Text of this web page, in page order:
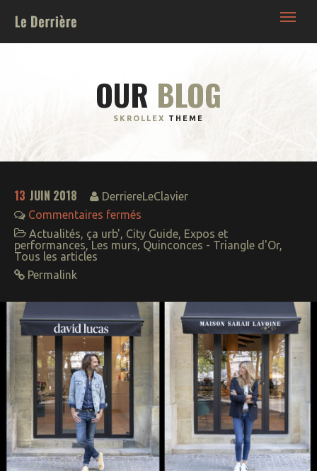
Food
Oenotrips
Expos & Performances
Patrimoine
Concerts
OUR BLOG
SKROLLEX THEME
13 JUIN 2018
DerriereLeClavier
Commentaires fermés
Actualités, ça urb', City Guide, Expos et
performances, Les murs, Quinconces - Triangle d'Or,
Tous les articles
Permalink